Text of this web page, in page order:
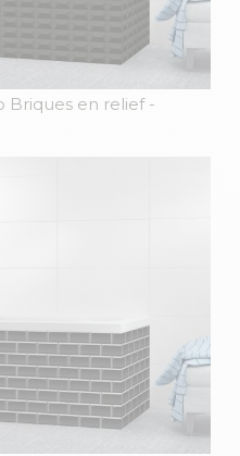
Briques en relief -